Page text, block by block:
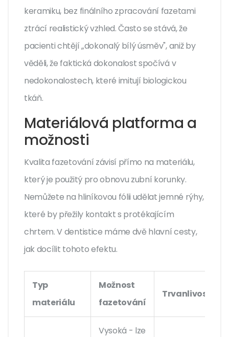
keramiku, bez finálního zpracování fazetami
ztrácí realistický vzhled. Často se stává, že
pacienti chtějí „dokonalý bílý úsměv", aniž by
věděli, že faktická dokonalost spočívá v
nedokonalostech, které imitují biologickou
tkáň.
Materiálová platforma a
možnosti
Kvalita fazetování závisí přímo na materiálu,
který je použitý pro obnovu zubní korunky.
Nemůžete na hliníkovou fólii udělat jemné rýhy,
které by přežily kontakt s protékajícím
chrtem. V dentistice máme dvě hlavní cesty,
jak docílit tohoto efektu.
Typ
materiálu
Možnost
fazetování
Trvanlivost
Vysoká - lze